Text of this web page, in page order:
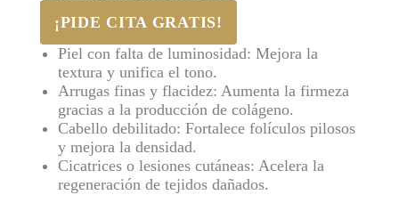
¡PIDE CITA GRATIS!
Piel con falta de luminosidad: Mejora la
textura y unifica el tono.
Arrugas finas y flacidez: Aumenta la firmeza
gracias a la producción de colágeno.
Cabello debilitado: Fortalece folículos pilosos
y mejora la densidad.
Cicatrices o lesiones cutáneas: Acelera la
regeneración de tejidos dañados.